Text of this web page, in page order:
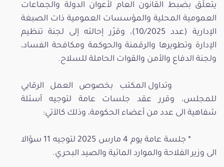
يتعلّق بضبط القانون العام لأعوان الدولة والجماعات
العمومية المحلية والمؤسسات العمومية ذات الصبغة
الإدارية (عدد 10/2025)، وقرّر إحالته إلى لجنة تنظيم
الإدارة وتطويرها والرقمنة والحوكمة ومكافحة الفساد،
ولجنة الدفاع والأمن والقوات الحاملة للسلاح.
وتداول المكتب بخصوص العمل الرقابي
للمجلس، وقرر عقد جلسات عامة لتوجيه أسئلة
شفاهية الى عدد من أعضاء الحكومة، وذلك كالآتي:
* جلسة عامة يوم 4 مارس 2025 لتوجيه 11 سؤالا
الى وزير الفلاحة والموارد المائية والصيد البحري.